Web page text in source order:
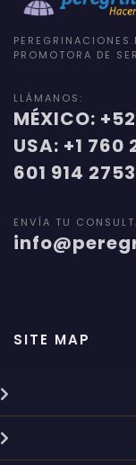
PROMOTORA DE
LLÁMANOS:
MÉXICO:
USA: +1 760
601 914 2753
ENVÍA TU
SITE MAP